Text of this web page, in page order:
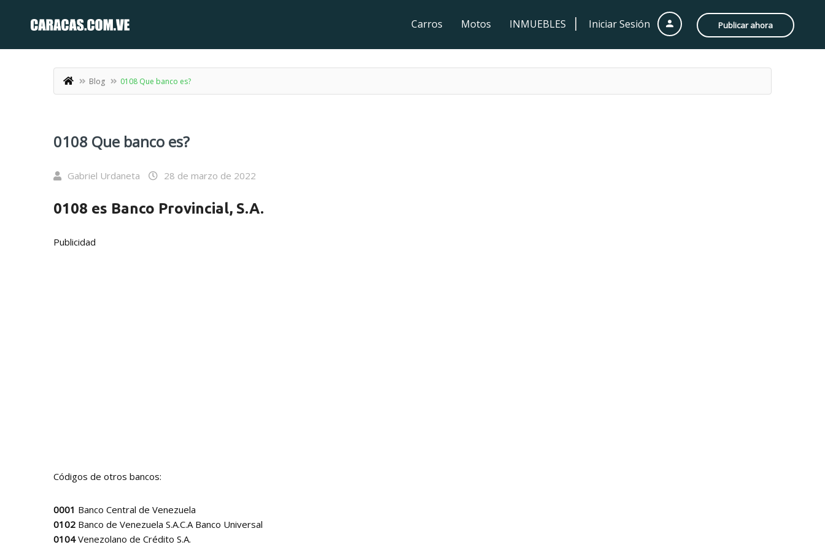
Iniciar Sesión Publicar ahora
Carros Motos INMUEBLES
Blog 0108 Que banco es?
0108 Que banco es?
Gabriel Urdaneta 28 de marzo de 2022
0108 es Banco Provincial, S.A.
Publicidad
Códigos de otros bancos:
0001 Banco Central de Venezuela
0102 Banco de Venezuela S.A.C.A Banco Universal
0104Venezolano de Crédito S.A.